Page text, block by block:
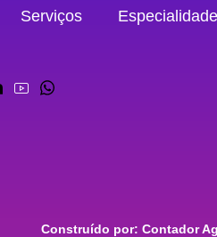
Serviços
Construído por: Contador